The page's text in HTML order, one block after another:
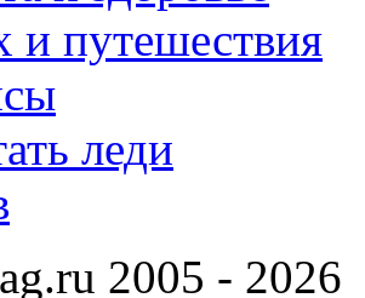
и путешествия
леди
2005 - 2026